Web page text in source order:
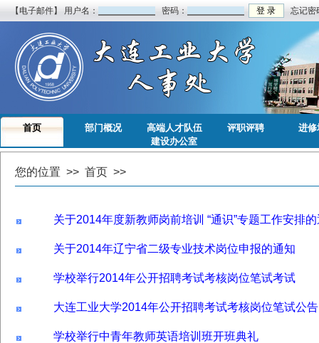
【电子邮件】 用户名： 密码： 忘记密
首页 部门概况
高端人才队伍
建设办公室
评职评聘 进修
您的位置 >> 首页 >>
关于2014年度新教师岗前培训 “通识”专题工作安排
关于2014年辽宁省二级专业技术岗位申报的通知
学校举行2014年公开招聘考试考核岗位笔试考试
大连工业大学2014年公开招聘考试考核岗位笔试公告
学校举行中青年教师英语培训班开班典礼